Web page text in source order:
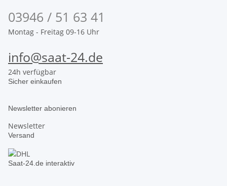
03946 / 51 63 41
Montag - Freitag 09-16 Uhr
info@saat-24.de
24h verfügbar
Sicher einkaufen
Newsletter abonieren
Newsletter
Versand
Saat-24.de interaktiv